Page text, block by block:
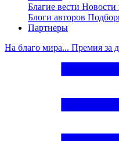
Благие вести Новости
Блоги авторов
Партнеры
На благо мира... Премия за